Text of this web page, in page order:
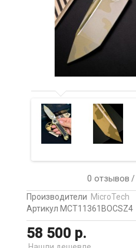
0 отзывов /
Производители MicroTech
Артикул MCT11361BOCSZ4
58 500 р.